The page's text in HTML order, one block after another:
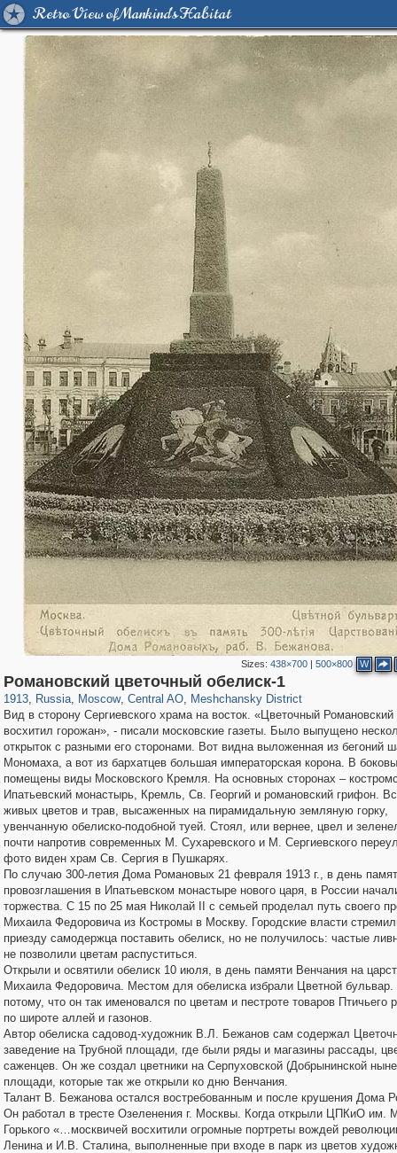
Retro View of Mankind's Habitat
Sizes:438×700 |500×800 W
Романовский цветочный обелиск-1
1913, Russia
1,407,712 29,262
, Moscow
319,968 8,295
, Central AO
160,055 5,920
, Meshchansky District
10,193 264
Вид в сторону Сергиевского храма на восток. «Цветочный
восхитил горожан», - писали московские газеты. Было выпущено
открыток с разными его сторонами. Вот видна выложенная из бегоний
Мономаха, а вот из бархатцев большая императорская корона. В
помещены виды Московского Кремля. На основных сторонах –
Ипатьевский монастырь, Кремль, Св. Георгий и романовский грифон.
живых цветов и трав, высаженных на пирамидальную земляную горку,
увенчанную обелиско-подобной туей. Стоял, или вернее, цвел и
почти напротив современных М. Сухаревского и М. Сергиевского
фото виден храм Св. Сергия в Пушкарях.
По случаю 300-летия Дома Романовых 21 февраля 1913 г., в день
провозглашения в Ипатьевском монастыре нового царя, в России
торжества. С 15 по 25 мая Николай II с семьей проделал путь своего
Михаила Федоровича из Костромы в Москву. Городские власти
приезду самодержца поставить обелиск, но не получилось: частые
не позволили цветам распуститься.
Открыли и освятили обелиск 10 июля, в день памяти Венчания на
Михаила Федоровича. Местом для обелиска избрали Цветной бульвар.
потому, что он так именовался по цветам и пестроте товаров Птичьего
по широте аллей и газонов.
Автор обелиска садовод-художник В.Л. Бежанов сам содержал
заведение на Трубной площади, где были ряды и магазины рассады,
саженцев. Он же создал цветники на Серпуховской (Добрынинской
площади, которые так же открыли ко дню Венчания.
Талант В. Бежанова остался востребованным и после крушения Дома
Он работал в тресте Озеленения г. Москвы. Когда открыли ЦПКиО им.
Горького «…москвичей восхитили огромные портреты вождей
Ленина и И.В. Сталина, выполненные при входе в парк из цветов